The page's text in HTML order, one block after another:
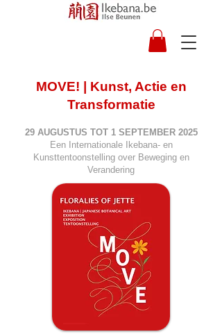
MOVE! | Kunst, Actie en
Transformatie
29 AUGUSTUS TOT 1 SEPTEMBER 2025
Een Internationale Ikebana- en
Kunsttentoonstelling over Beweging en
Verandering